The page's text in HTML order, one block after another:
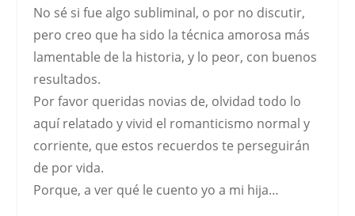
No sé si fue algo subliminal, o por no discutir,
pero creo que ha sido la técnica amorosa más
lamentable de la historia, y lo peor, con buenos
resultados.
Por favor queridas novias de, olvidad todo lo
aquí relatado y vivid el romanticismo normal y
corriente, que estos recuerdos te perseguirán
de por vida.
Porque, a ver qué le cuento yo a mi hija…